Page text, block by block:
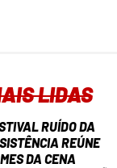
LIDAS
RUÍDO DA
REÚNE
DA CENA